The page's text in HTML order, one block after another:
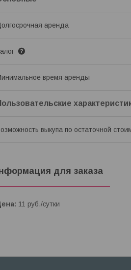
аренда
время аренды
выкупа по остаточной
для заказа
11 руб./сутки